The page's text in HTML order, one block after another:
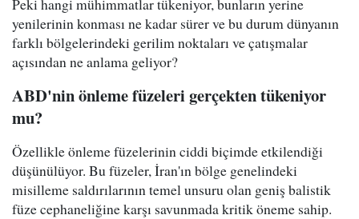
yenilerinin konması ne kadar sürer ve bu durum dünyanın
farklı bölgelerindeki gerilim noktaları ve çatışmalar
açısından ne anlama geliyor?
ABD'nin önleme füzeleri gerçekten tükeniyor
mu?
Özellikle önleme füzelerinin ciddi biçimde etkilendiği
düşünülüyor. Bu füzeler, İran'ın bölge genelindeki
misilleme saldırılarının temel unsuru olan geniş balistik
füze cephaneliğine karşı savunmada kritik öneme sahip.